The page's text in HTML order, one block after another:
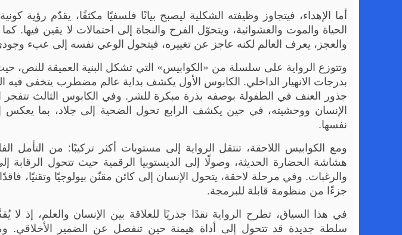
أما الإهداء، فيتجاوز وظيفته الشكلية ليصبح بيانًا فلسفيًا مكثفًا، يقدّم رؤية
الحياة والموت والعشوائية، ويتحوّل الفرح والنجاة إلى احتمالات لا يقين فيها.
والعجز، يعرف العالم لكنه عاجز عن تغييره، فيتحول الوعي نفسه إلى عبء
وتتوزع الرواية على سلسلة من «الكوابيس» التي تشكل البنية العميقة للنص،
بدرجات الانهيار الداخلي. الكابوس الأول يكشف بداية عالم مضطرب يتخفى فيه
جذور العنف في الطفولة بوصفه بذرة مبكرة للشر. وفي الكابوس الثالث تتفجر
الإنسان ووحشيته، في حين يكشف الرابع تحول الضحية إلى جلاد، بما يعكس
نفسها.
ومع الكوابيس اللاحقة، تنتقل الرواية إلى مستويات أكثر تركيبًا: من
هشاشة الحضارة الحديثة، وصولًا إلى الديستوبيا الرقمية حيث تتحول
والرغبات. وفي مرحلة لاحقة، يتحول الإنسان إلى كائن مقنّن بيولوجيًا وتقنيًا،
جزءًا من منظومة قابلة للبرمجة.
في هذا السياق، تطرح الرواية نقدًا جذريًا للعلاقة بين الإنسان والعلم، إذ
سلطة جديدة قد تتحول إلى أداة هيمنة حين تنفصل عن الضمير الأخلاقي.